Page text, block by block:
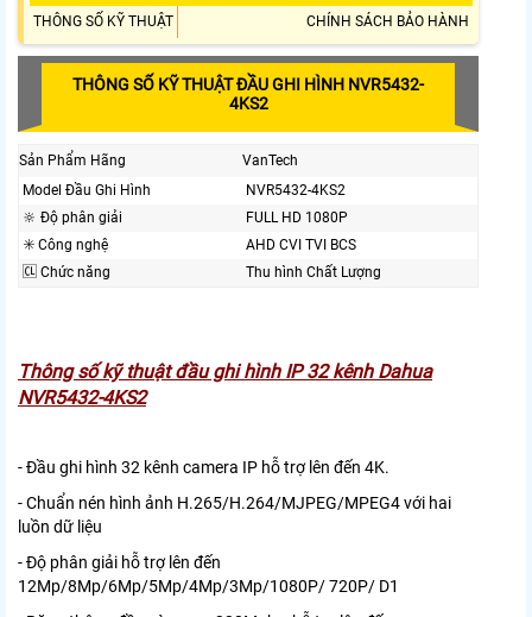
THÔNG SỐ KỸ THUẬT CHÍNH SÁCH BẢO HÀNH
THÔNG SỐ KỸ THUẬT ĐẦU GHI HÌNH NVR5432-
4KS2
Sản Phẩm Hãng
VanTech
Model Đầu Ghi Hình
NVR5432-4KS2
🔆 Độ phân giải
FULL HD 1080P
✳️ Công nghệ
AHD CVI TVI BCS
🆑 Chức năng
Thu hình Chất Lượng
Thông số kỹ thuật đầu ghi hình IP 32 kênh Dahua
NVR5432-4KS2
- Đầu ghi hình 32 kênh camera IP hỗ trợ lên đến 4K.
- Chuẩn nén hình ảnh H.265/H.264/MJPEG/MPEG4 với hai
luồn dữ liệu
- Độ phân giải hỗ trợ lên đến
12Mp/8Mp/6Mp/5Mp/4Mp/3Mp/1080P/ 720P/ D1